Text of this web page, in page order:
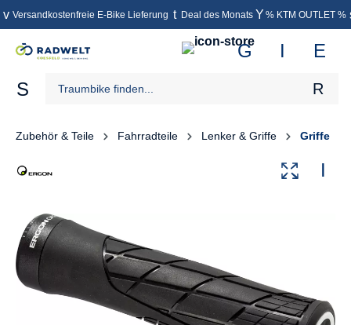
springen
Versandkostenfreie E-Bike Lieferung Deal des Monats % KTM OUTLET %
Zubehör & Teile Fahrradteile Lenker & Griffe Griffe